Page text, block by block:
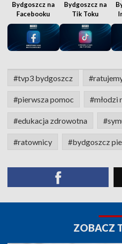
Bydgoszcz na
Facebooku
Bydgoszcz na
Tik Toku
#tvp3 bydgoszcz
#pierwsza pomoc #młodzi
#edukacja zdrowotna
#ratownicy #bydgoszcz
ZOBACZ